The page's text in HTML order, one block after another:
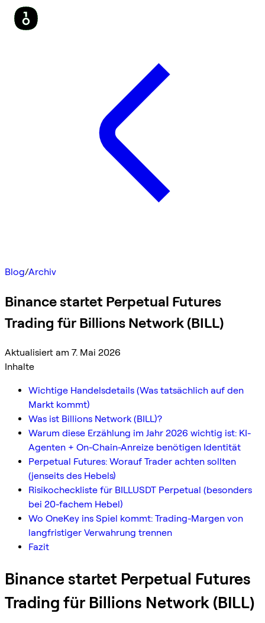
Blog/Archiv
Binance startet Perpetual Futures
Trading für Billions Network (BILL)
Aktualisiert am 7. Mai 2026
Inhalte
Wichtige Handelsdetails (Was tatsächlich auf den
Markt kommt)
Was ist Billions Network (BILL)?
Warum diese Erzählung im Jahr 2026 wichtig ist: KI-
Agenten + On-Chain-Anreize benötigen Identität
Perpetual Futures: Worauf Trader achten sollten
(jenseits des Hebels)
Risikocheckliste für BILLUSDT Perpetual (besonders
bei 20-fachem Hebel)
Wo OneKey ins Spiel kommt: Trading-Margen von
langfristiger Verwahrung trennen
Fazit
Binance startet Perpetual Futures
Trading für Billions Network (BILL)